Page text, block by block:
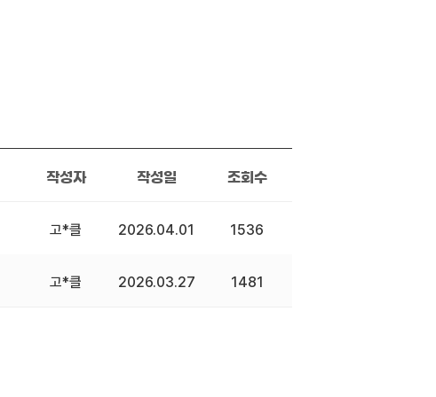
작성자 작성일 조회수
고*클 2026.04.01 1536
고*클 2026.03.27 1481